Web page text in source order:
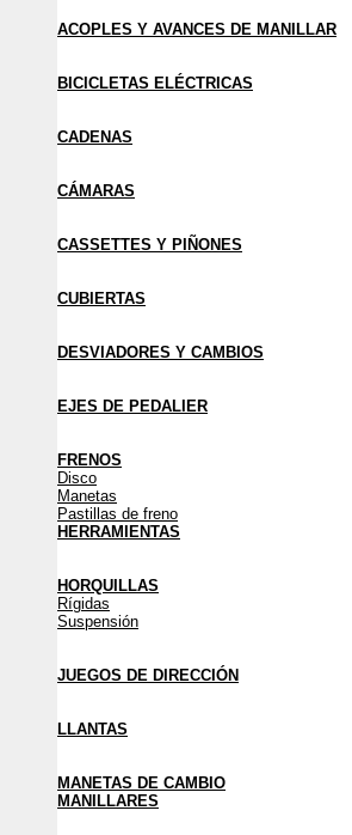
ACOPLES Y AVANCES DE MANILLAR
BICICLETAS ELÉCTRICAS
CADENAS
CÁMARAS
CASSETTES Y PIÑONES
CUBIERTAS
DESVIADORES Y CAMBIOS
EJES DE PEDALIER
FRENOS
Disco
Manetas
Pastillas de freno
HERRAMIENTAS
HORQUILLAS
Rígidas
Suspensión
JUEGOS DE DIRECCIÓN
LLANTAS
MANETAS DE CAMBIO
MANILLARES